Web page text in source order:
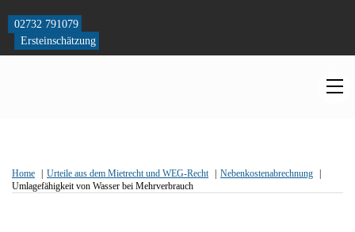
content
02732 791079
Ersteinschätzung
Home Urteile aus dem Mietrecht und WEG-Recht
Nebenkostenabrechnung
Umlagefähigkeit von Wasser bei Mehrverbrauch